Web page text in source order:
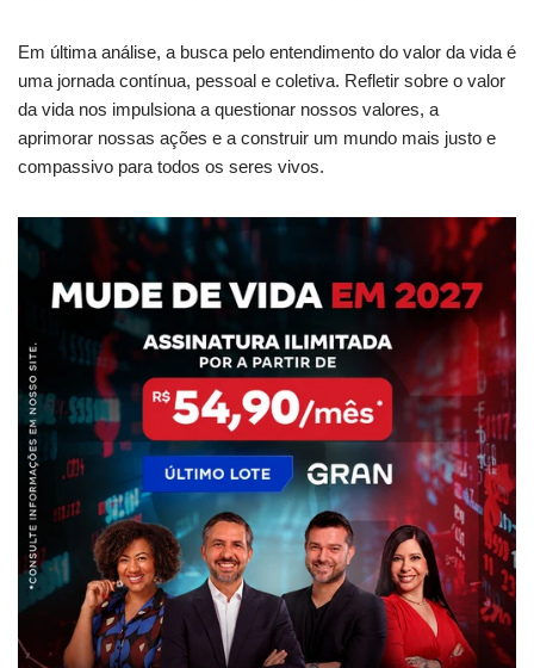
Em última análise, a busca pelo entendimento do valor da vida é
uma jornada contínua, pessoal e coletiva. Refletir sobre o valor
da vida nos impulsiona a questionar nossos valores, a
aprimorar nossas ações e a construir um mundo mais justo e
compassivo para todos os seres vivos.